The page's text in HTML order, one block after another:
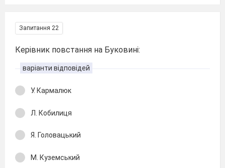
Запитання 22
Керівник повстання на Буковині:
варіанти відповідей
У. Кармалюк
Л. Кобилиця
Я. Головацький
М. Куземський